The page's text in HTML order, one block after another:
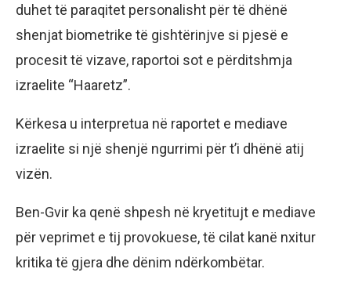
duhet të paraqitet personalisht për të dhënë
shenjat biometrike të gishtërinjve si pjesë e
procesit të vizave, raportoi sot e përditshmja
izraelite “Haaretz”.
Kërkesa u interpretua në raportet e mediave
izraelite si një shenjë ngurrimi për t’i dhënë atij
vizën.
Ben-Gvir ka qenë shpesh në kryetitujt e mediave
për veprimet e tij provokuese, të cilat kanë nxitur
kritika të gjera dhe dënim ndërkombëtar.